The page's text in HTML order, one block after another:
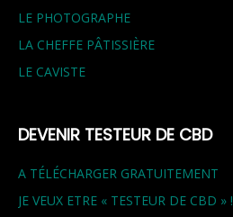
LE PHOTOGRAPHE
LA CHEFFE PÂTISSIÈRE
LE CAVISTE
DEVENIR TESTEUR DE CBD
A TÉLÉCHARGER GRATUITEMENT
JE VEUX ETRE « TESTEUR DE CBD » !